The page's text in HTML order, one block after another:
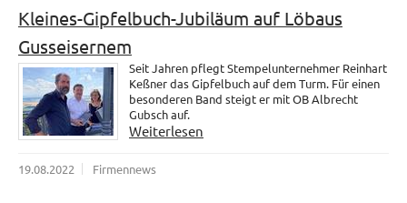
Kleines-Gipfelbuch-Jubiläum auf Löbaus
Gusseisernem
Seit Jahren pflegt Stempelunternehmer Reinhart
Keßner das Gipfelbuch auf dem Turm. Für einen
besonderen Band steigt er mit OB Albrecht
Gubsch auf.
Weiterlesen
19.08.2022 Firmennews